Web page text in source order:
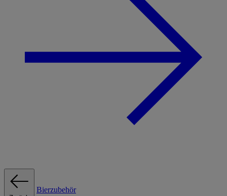
Bierzubehör